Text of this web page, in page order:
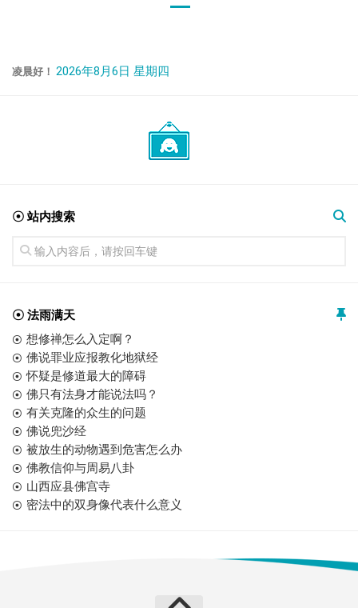
凌晨好！ 2026年8月6日 星期四
☉ 站内搜索
☉ 法雨满天
想修禅怎么入定啊？
佛说罪业应报教化地狱经
怀疑是修道最大的障碍
佛只有法身才能说法吗？
有关克隆的众生的问题
佛说兜沙经
被放生的动物遇到危害怎么办
佛教信仰与周易八卦
山西应县佛宫寺
密法中的双身像代表什么意义